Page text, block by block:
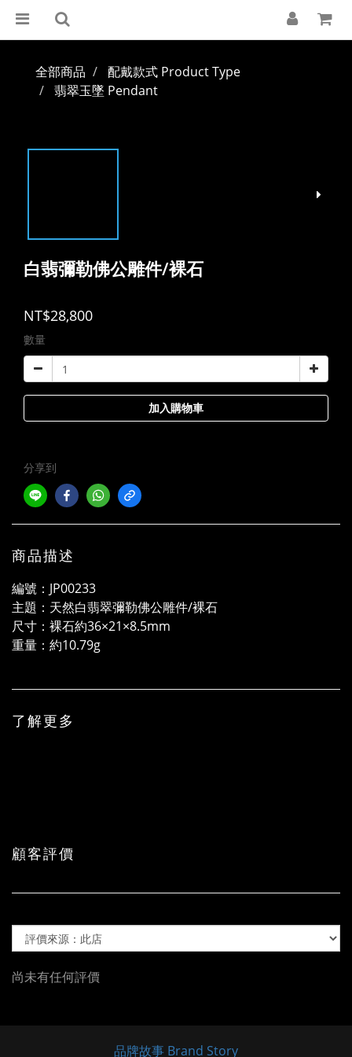
全部商品
配戴款式 Product Type
翡翠玉墜 Pendant
白翡彌勒佛公雕件/裸石
NT$28,800
數量
加入購物車
分享到
商品描述
編號：JP00233
主題：天然白翡翠彌勒佛公雕件/裸石
尺寸：裸石約36×21×8.5mm
重量：約10.79g
了解更多
顧客評價
尚未有任何評價
品牌故事 Brand Story